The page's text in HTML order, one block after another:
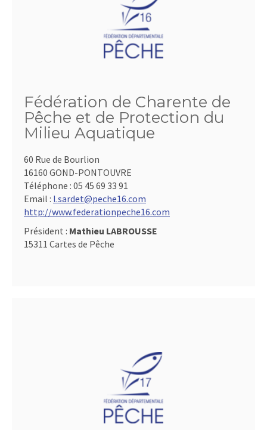
Fédération de Charente de
Pêche et de Protection du
Milieu Aquatique
60 Rue de Bourlion
16160 GOND-PONTOUVRE
Téléphone : 05 45 69 33 91
Email : l.sardet@peche16.com
http://www.federationpeche16.com
Président : Mathieu LABROUSSE
15311 Cartes de Pêche